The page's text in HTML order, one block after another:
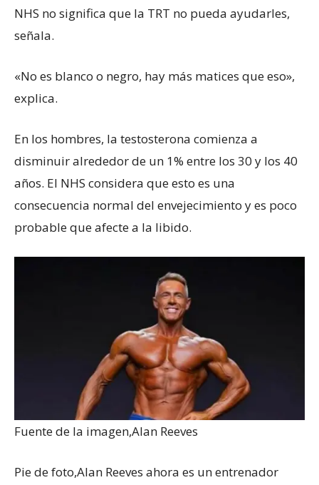
NHS no significa que la TRT no pueda ayudarles,
señala.
«No es blanco o negro, hay más matices que eso»,
explica.
En los hombres, la testosterona comienza a
disminuir alrededor de un 1% entre los 30 y los 40
años. El NHS considera que esto es una
consecuencia normal del envejecimiento y es poco
probable que afecte a la libido.
Fuente de la imagen,Alan Reeves
Pie de foto,Alan Reeves ahora es un entrenador